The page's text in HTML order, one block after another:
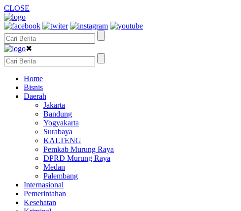
CLOSE
✖
Home
Bisnis
Daerah
Jakarta
Bandung
Yogyakarta
Surabaya
KALTENG
Pemkab Murung Raya
DPRD Murung Raya
Medan
Palembang
Internasional
Pemerintahan
Kesehatan